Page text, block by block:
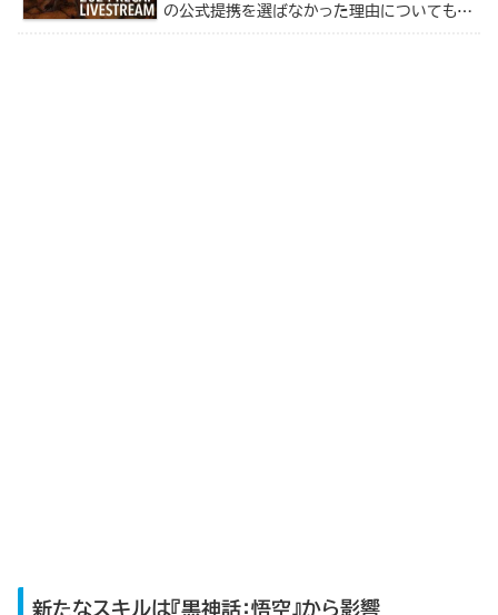
の公式提携を選ばなかった理由についても語
新たなスキルは『黒神話：悟空』から影響